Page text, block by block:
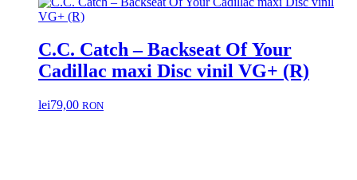
C.C. Catch – Backseat Of Your
Cadillac maxi Disc vinil VG+ (R)
lei79,00 RON